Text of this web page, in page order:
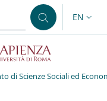
EN
di Scienze Sociali ed